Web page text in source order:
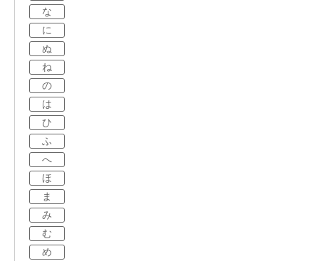
な
に
ぬ
ね
の
は
ひ
ふ
へ
ほ
ま
み
む
め